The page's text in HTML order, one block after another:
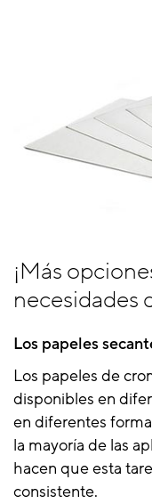
¡Más
necesidades
Los papeles
Los papeles de
disponibles en
en diferentes
la mayoría de las
hacen que esta
consistente.